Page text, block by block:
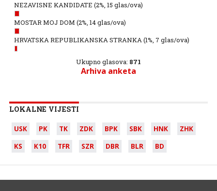
NEZAVISNE KANDIDATE (2%, 15 glas/ova)
MOSTAR MOJ DOM (2%, 14 glas/ova)
HRVATSKA REPUBLIKANSKA STRANKA(1%, 7 glas/ova)
Ukupno glasova: 871
Arhiva anketa
LOKALNE VIJESTI
USK PK TK ZDK BPK SBK HNK
ZHK
KS
K10 TFR SZR DBR BLR BD